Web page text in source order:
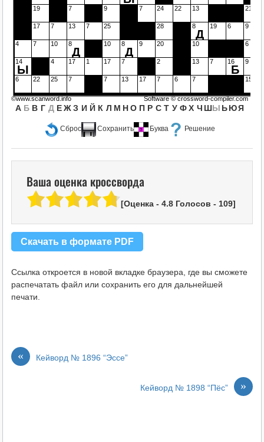
Сброс Сохранить Буква Решение
19 7 9 7 24 22 13 21
17 7 13 7 25 28 8
Д
19 6 9
4 7 10 8
Д
10 8
Д
9 20 10 6
14
Ы
4 17 1 17 7 2 13 7 16
Б
9
6 22 25 7 7 13 17 7 6 7 15
А Б В Г Д Е Ж З И Й К Л М Н О П Р С Т У Ф Х Ч ШЫ ЬЮЯ
©www.scanword.info Software ©crossword-compiler.com
Ваша оценка кроссворда
[Оценка - 4.8Голосов - 109]
Скачать в формате PDF
Ссылка откроется в новой вкладке браузера, где вы сможете
распечатать файл или сохранить его для дальнейшей
печати.
« Кейворд № 1896 “Эссе”
»
Кейворд № 1898 “Пёс”